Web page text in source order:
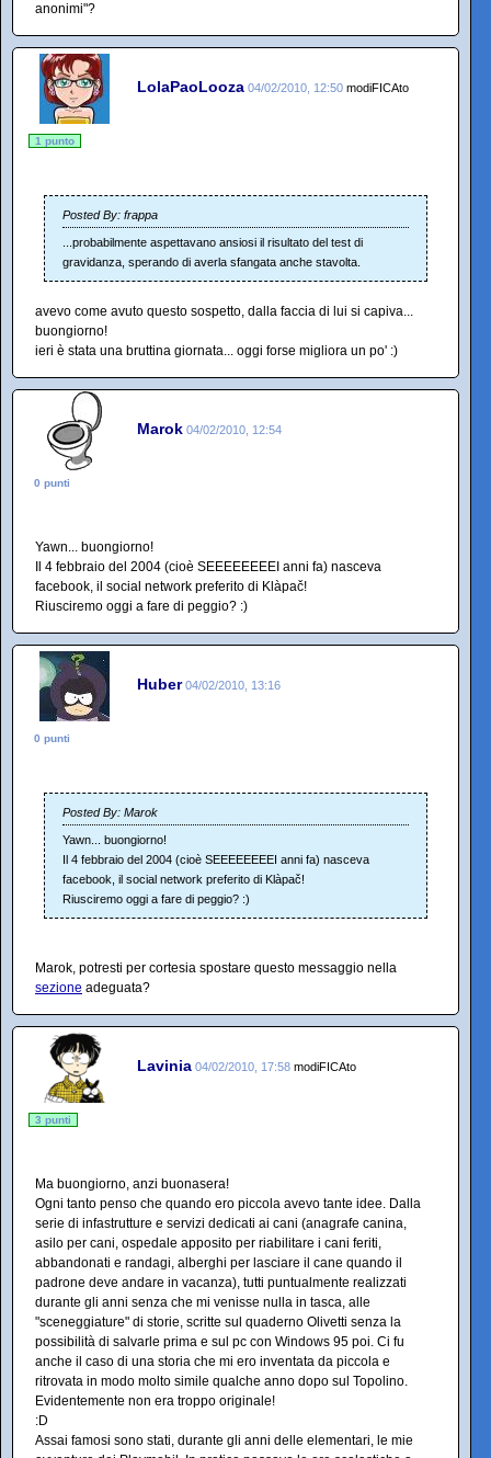
anonimi"?
LolaPaoLooza 04/02/2010, 12:50 modiFICAto
1 punto
Posted By: frappa
...probabilmente aspettavano ansiosi il risultato del test di
gravidanza, sperando di averla sfangata anche stavolta.
avevo come avuto questo sospetto, dalla faccia di lui si capiva...
buongiorno!
ieri è stata una bruttina giornata... oggi forse migliora un po' :)
Marok 04/02/2010, 12:54
0 punti
Yawn... buongiorno!
Il 4 febbraio del 2004 (cioè SEEEEEEEEI anni fa) nasceva
facebook, il social network preferito di Klàpač!
Riusciremo oggi a fare di peggio? :)
Huber 04/02/2010, 13:16
0 punti
Posted By: Marok
Yawn... buongiorno!
Il 4 febbraio del 2004 (cioè SEEEEEEEEI anni fa) nasceva
facebook, il social network preferito di Klàpač!
Riusciremo oggi a fare di peggio? :)
Marok, potresti per cortesia spostare questo messaggio nella
sezione adeguata?
Lavinia 04/02/2010, 17:58 modiFICAto
3 punti
Ma buongiorno, anzi buonasera!
Ogni tanto penso che quando ero piccola avevo tante idee. Dalla
serie di infastrutture e servizi dedicati ai cani (anagrafe canina,
asilo per cani, ospedale apposito per riabilitare i cani feriti,
abbandonati e randagi, alberghi per lasciare il cane quando il
padrone deve andare in vacanza), tutti puntualmente realizzati
durante gli anni senza che mi venisse nulla in tasca, alle
"sceneggiature" di storie, scritte sul quaderno Olivetti senza la
possibilità di salvarle prima e sul pc con Windows 95 poi. Ci fu
anche il caso di una storia che mi ero inventata da piccola e
ritrovata in modo molto simile qualche anno dopo sul Topolino.
Evidentemente non era troppo originale!
:D
Assai famosi sono stati, durante gli anni delle elementari, le mie